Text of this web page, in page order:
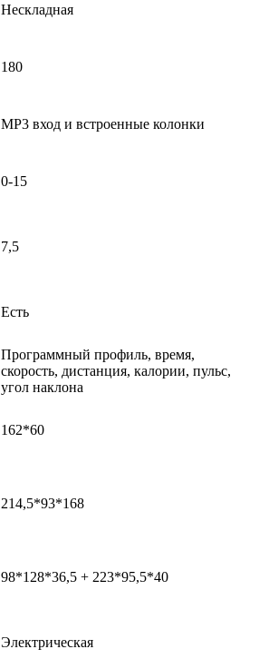
Нескладная
180
MP3 вход и встроенные колонки
0-15
7,5
Есть
Программный профиль, время,
скорость, дистанция, калории, пульс,
угол наклона
162*60
214,5*93*168
98*128*36,5 + 223*95,5*40
Электрическая